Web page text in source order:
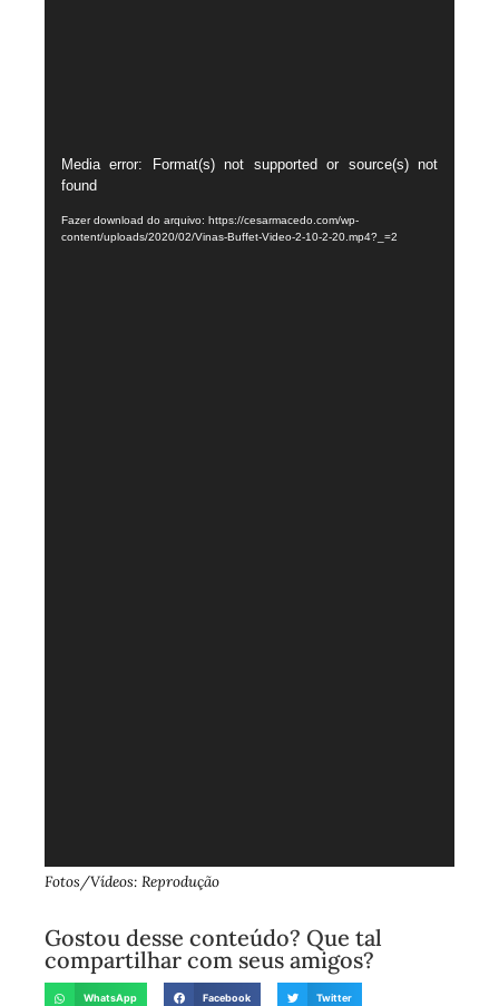
Tocador
de
vídeo
Media error: Format(s) not supported or source(s) not
found
Fazer download do arquivo: https://cesarmacedo.com/wp-
content/uploads/2020/02/Vinas-Buffet-Video-2-10-2-20.mp4?_=2
Fotos/Vídeos: Reprodução
Gostou desse conteúdo? Que tal
compartilhar com seus amigos?
WhatsApp Facebook Twitter